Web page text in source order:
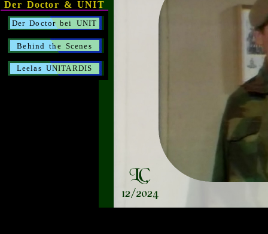
Der Doctor & UNIT
Der Doctor bei UNIT
Behind the Scenes
Leelas UNITARDIS